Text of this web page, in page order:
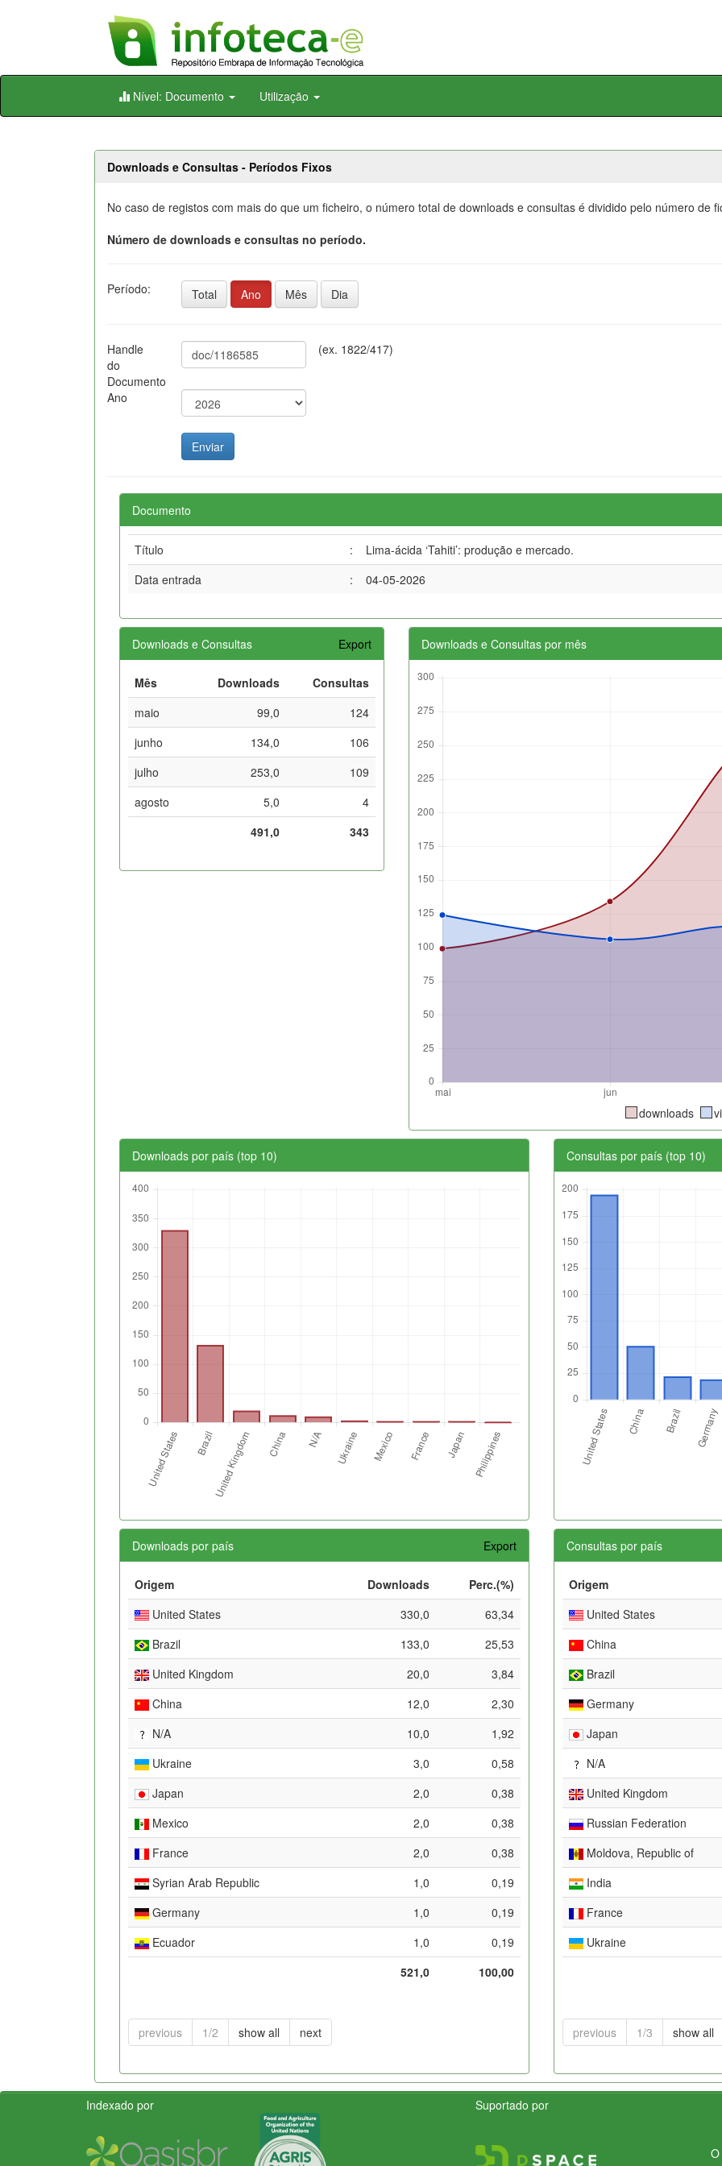
Skip
Nível: Documento Utilização
Downloads e Consultas - Períodos Fixos
No caso de registos com mais do que um ficheiro, o número total de downloads e consultas é dividido pelo número de
Número de downloads e consultas no período.
Período: Total Ano Mês Dia
Handle
do
Documento
(ex. 1822/417)
Ano
Documento
Título :
Lima-ácida ‘Tahiti’: produção e mercado.
Data entrada
: 04-05-2026
Downloads e Consultas Export
Mês Downloads
Consultas
maio
99,0
124
junho
134,0
106
julho
253,0
109
agosto
5,0
4
491,0
343
Downloads e Consultas por mês
downloads
Downloads por país (top 10) Consultas por país (top 10)
Downloads por país Export
Origem Downloads
Perc.(%)
United States
330,0
63,34
Brazil
133,0
25,53
United Kingdom
20,0
3,84
China
12,0
2,30
N/A
10,0
1,92
Ukraine
3,0
0,58
Japan
2,0
0,38
Mexico
2,0
0,38
France
2,0
0,38
Syrian Arab Republic
1,0
0,19
Germany
1,0
0,19
Ecuador
1,0
0,19
521,0
100,00
previous 1/2 show all next
Consultas por país
Origem
United States
China
Brazil
Germany
Japan
N/A
United Kingdom
Russian Federation
Moldova, Republic of
India
France
Ukraine
previous 1/3 show all
Indexado por Suportado por